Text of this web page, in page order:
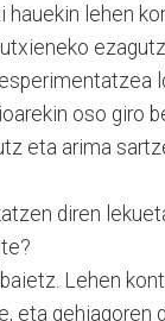
hauekin lehen
oso giro
eta arima
diren
Lehen
eta gehiagoren